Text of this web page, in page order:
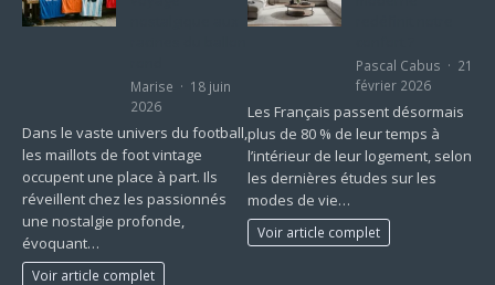
Marise
18 juin
2026
Dans le vaste univers du football,
les maillots de foot vintage
occupent une place à part. Ils
réveillent chez les passionnés
une nostalgie profonde,
évoquant…
Voir article complet
Pascal Cabus
21
février 2026
Les Français passent désormais
plus de 80 % de leur temps à
l’intérieur de leur logement, selon
les dernières études sur les
modes de vie…
Voir article complet